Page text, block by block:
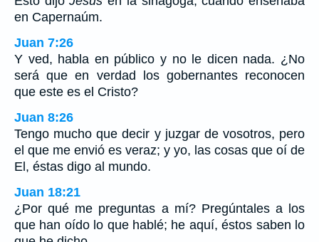
en Capernaúm.
Juan 7:26
Y ved, habla en público y no le dicen nada. ¿No
será que en verdad los gobernantes reconocen
que este es el Cristo?
Juan 8:26
Tengo mucho que decir y juzgar de vosotros, pero
el que me envió es veraz; y yo, las cosas que oí de
El, éstas digo al mundo.
Juan 18:21
¿Por qué me preguntas a mí? Pregúntales a los
que han oído lo que hablé; he aquí, éstos saben lo